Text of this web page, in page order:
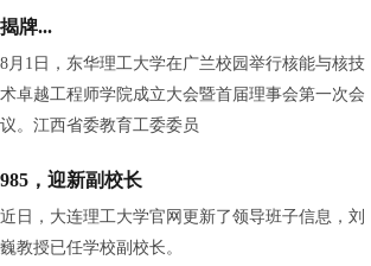
揭牌...
8月1日，东华理工大学在广兰校园举行核能与核技
术卓越工程师学院成立大会暨首届理事会第一次会
议。江西省委教育工委委员
985，迎新副校长
近日，大连理工大学官网更新了领导班子信息，刘
巍教授已任学校副校长。